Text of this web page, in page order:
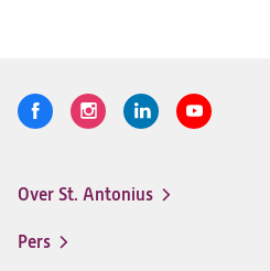
Volg
Logo
een
ziekenhuis
Logo
een
Logo
een
Logo
menu
Over St. Antonius
Pers